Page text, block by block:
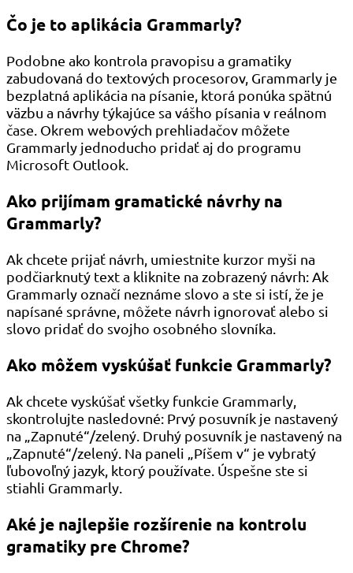
Čo je to aplikácia Grammarly?
Podobne ako kontrola pravopisu a gramatiky
zabudovaná do textových procesorov, Grammarly je
bezplatná aplikácia na písanie, ktorá ponúka spätnú
väzbu a návrhy týkajúce sa vášho písania v reálnom
čase. Okrem webových prehliadačov môžete
Grammarly jednoducho pridať aj do programu
Microsoft Outlook.
Ako prijímam gramatické návrhy na
Grammarly?
Ak chcete prijať návrh, umiestnite kurzor myši na
podčiarknutý text a kliknite na zobrazený návrh: Ak
Grammarly označí neznáme slovo a ste si istí, že je
napísané správne, môžete návrh ignorovať alebo si
slovo pridať do svojho osobného slovníka.
Ako môžem vyskúšať funkcie Grammarly?
Ak chcete vyskúšať všetky funkcie Grammarly,
skontrolujte nasledovné: Prvý posuvník je nastavený
na „Zapnuté“/zelený. Druhý posuvník je nastavený na
„Zapnuté“/zelený. Na paneli „Píšem v“ je vybratý
ľubovoľný jazyk, ktorý používate. Úspešne ste si
stiahli Grammarly.
Aké je najlepšie rozšírenie na kontrolu
gramatiky pre Chrome?